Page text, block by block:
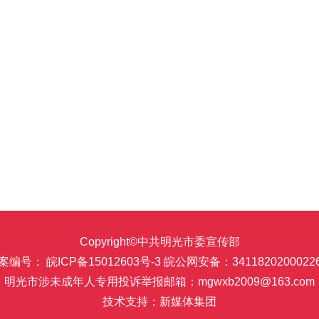
Copyright©中共明光市委宣传部
编号： 皖ICP备15012603号-3皖公网安备：
明光市涉未成年人专用投诉举报邮箱：mgwxb2009@163.com
技术支持：新媒体集团